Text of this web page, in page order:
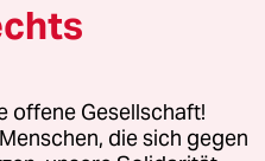
GmbH
Fragen oder für Genehmigungen
offene Gesellschaft!
die sich gegen